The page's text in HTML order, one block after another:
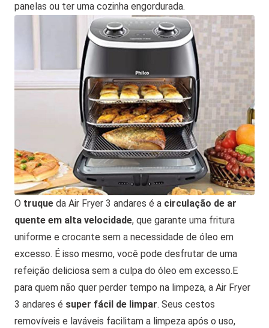
panelas ou ter uma cozinha engordurada.
O truque da Air Fryer 3 andares é a circulação de ar
quente em alta velocidade, que garante uma fritura
uniforme e crocante sem a necessidade de óleo em
excesso. É isso mesmo, você pode desfrutar de uma
refeição deliciosa sem a culpa do óleo em excesso. E
para quem não quer perder tempo na limpeza, a Air Fryer
3 andares é super fácil de limpar. Seus cestos
removíveis e laváveis facilitam a limpeza após o uso,